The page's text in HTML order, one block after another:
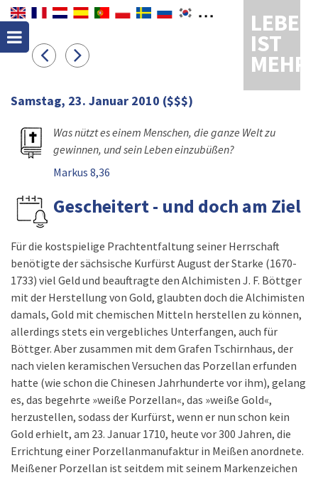
LEBEN
IST
MEHR
Samstag, 23. Januar 2010 ($$$)
Was nützt es einem Menschen, die ganze Welt zu
gewinnen, und sein Leben einzubüßen?
Markus 8,36
Gescheitert - und doch am Ziel
Für die kostspielige Prachtentfaltung seiner Herrschaft
benötigte der sächsische Kurfürst August der Starke (1670-
1733) viel Geld und beauftragte den Alchimisten J. F. Böttger
mit der Herstellung von Gold, glaubten doch die Alchimisten
damals, Gold mit chemischen Mitteln herstellen zu können,
allerdings stets ein vergebliches Unterfangen, auch für
Böttger. Aber zusammen mit dem Grafen Tschirnhaus, der
nach vielen keramischen Versuchen das Porzellan erfunden
hatte (wie schon die Chinesen Jahrhunderte vor ihm), gelang
es, das begehrte »weiße Porzellan«, das »weiße Gold«,
herzustellen, sodass der Kurfürst, wenn er nun schon kein
Gold erhielt, am 23. Januar 1710, heute vor 300 Jahren, die
Errichtung einer Porzellanmanufaktur in Meißen anordnete.
Meißener Porzellan ist seitdem mit seinem Markenzeichen